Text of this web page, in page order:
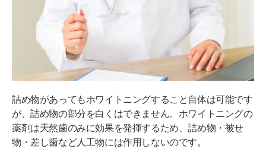
詰め物があってもホワイトニングすること自体は可能です
が、詰め物の部分を白くはできません。ホワイトニングの
薬剤は天然歯のみに効果を発揮するため、詰め物・被せ
物・差し歯など人工物には作用しないのです。